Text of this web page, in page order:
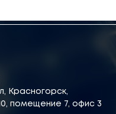
Красногорск,
помещение 7, офис 3